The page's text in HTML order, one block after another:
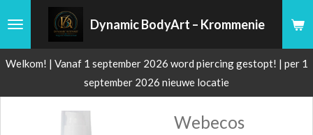
Dynamic BodyArt – Krommenie
Welkom! | Vanaf 1 september 2026 word piercing gestopt! | per 1
september 2026 nieuwe locatie
Webecos